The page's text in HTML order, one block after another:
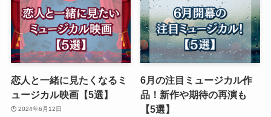
恋人と一緒に見たくなるミ
ュージカル映画【5選】
2024年6月12日
6月の注目ミュージカル作
品！新作や期待の再演も
【5選】